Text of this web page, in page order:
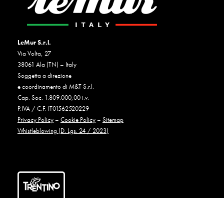
LeMur S.r.l.
Via Volta, 27
38061 Ala (TN) – Italy
Soggetta a direzione
e coordinamento di M&T S.r.l.
Cap. Soc. 1.809.000,00 i.v.
P.IVA / C.F. IT01562520229
Privacy Policy– Cookie Policy– Sitemap
Whistleblowing (D. Lgs. 24 / 2023)